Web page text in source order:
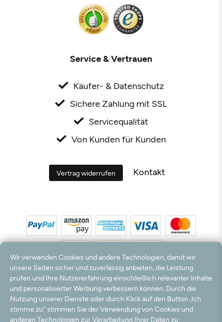
Service & Vertrauen
Käufer- & Datenschutz
Sichere Zahlung mit SSL
Servicequalität
Von Kunden für Kunden
Vertrag widerrufen Kontakt
*Alle Preise inkl. MwSt. und zzgl. Versandkosten. **Kostenloser Versand und Rückversand
nur innerhalb Deutschlands und Österreichs.
Hinweis:Wir nutzen Ihre E-Mail Adresse für werbliche Zwecke, die jederzeit widerrufen
werden können. Ihre Daten werden nicht an Dritte weitergegeben.
Wir verwenden Cookies und andere Technologien, damit wir
unsere Seiten sicher und zuverlässig anbieten, die Leistung
prüfen und Ihre Nutzererfahrung einschließlich relevanter Inhalte
und personalisierter Werbung verbessern können. Durch die
Nutzung unserer Dienste oder durch Klick auf den Button „Ich
stimme zu“ stimmen Sie der Verwendung von Cookies und
anderen Technologien zur Verarbeitung Ihrer Daten zu,